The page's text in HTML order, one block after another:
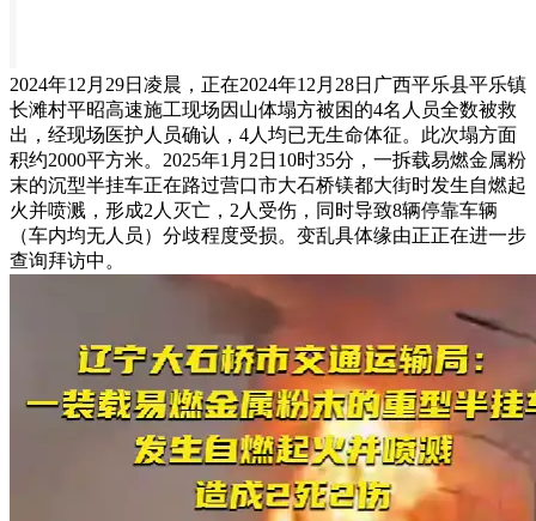
2024年12月29日凌晨，正在2024年12月28日广西平乐县平乐镇
长滩村平昭高速施工现场因山体塌方被困的4名人员全数被救
出，经现场医护人员确认，4人均已无生命体征。此次塌方面
积约2000平方米。2025年1月2日10时35分，一拆载易燃金属粉
末的沉型半挂车正在路过营口市大石桥镁都大街时发生自燃起
火并喷溅，形成2人灭亡，2人受伤，同时导致8辆停靠车辆
（车内均无人员）分歧程度受损。变乱具体缘由正正在进一步
查询拜访中。